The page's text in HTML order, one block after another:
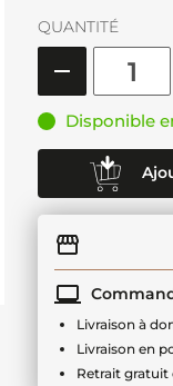
QUANTITÉ
Disponible
Livraison à
Livraison en
Retrait gratuit